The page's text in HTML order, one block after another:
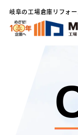
岐阜の工場倉庫リフォ